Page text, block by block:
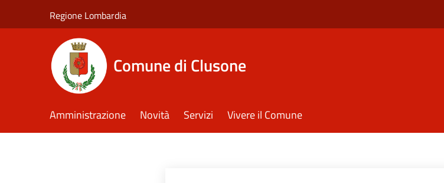
Regione Lombardia
Comune di Clusone
Amministrazione Novità Servizi Vivere il Comune